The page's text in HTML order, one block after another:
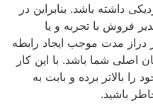
داشته باشد. بنابراین در
فروش با تجربه و یا
دراز مدت موجب ایجاد رابطه
اصلی شما باشد. با این کار
را بالاتر برده و بابت به
باشید.